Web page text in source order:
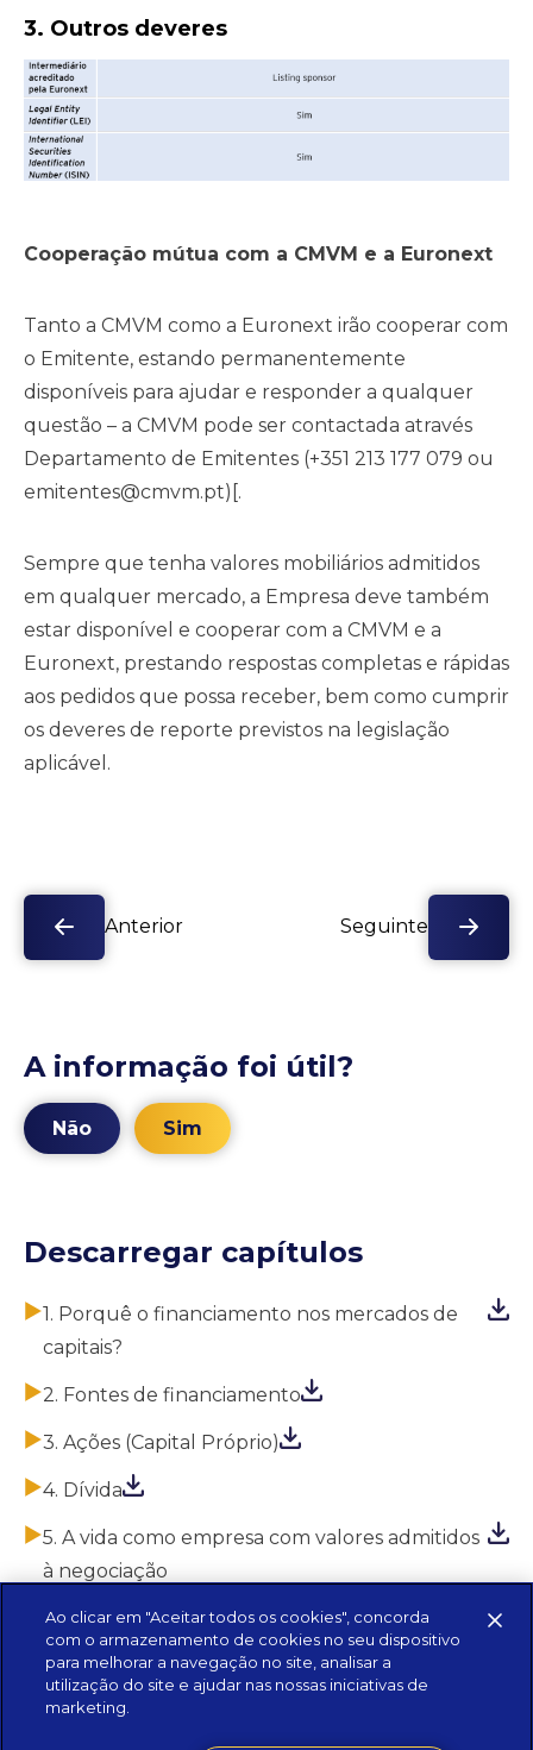
3. Outros deveres
Cooperação mútua com a CMVM e a Euronext
Tanto a CMVM como a Euronext irão cooperar com
o Emitente, estando permanentemente
disponíveis para ajudar e responder a qualquer
questão – a CMVM pode ser contactada através
Departamento de Emitentes (+351 213 177 079 ou
emitentes@cmvm.pt)[.
Sempre que tenha valores mobiliários admitidos
em qualquer mercado, a Empresa deve também
estar disponível e cooperar com a CMVM e a
Euronext, prestando respostas completas e rápidas
aos pedidos que possa receber, bem como cumprir
os deveres de reporte previstos na legislação
aplicável.
Anterior Seguinte
A informação foi útil?
Não Sim
Descarregar capítulos
1. Porquê o financiamento nos mercados de
capitais?
2. Fontes de financiamento
3. Ações (Capital Próprio)
4. Dívida
5. A vida como empresa com valores admitidos
à negociação
Ao clicar em "Aceitar todos os cookies", concorda
com o armazenamento de cookies no seu dispositivo
para melhorar a navegação no site, analisar a
utilização do site e ajudar nas nossas iniciativas de
marketing.